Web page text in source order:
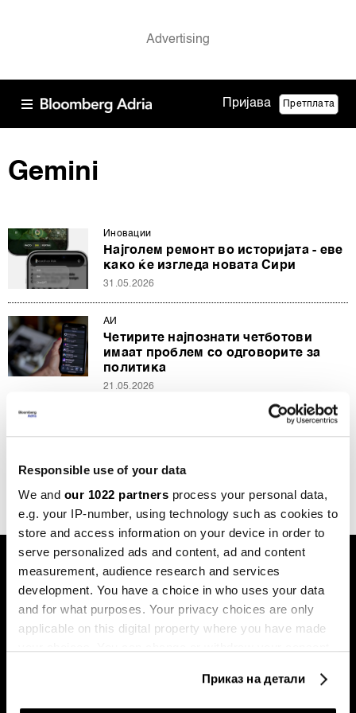
Responsible use of your data
We and our 1022 partners process your personal data,
e.g. your IP-number, using technology such as cookies to
store and access information on your device in order to
serve personalized ads and content, ad and content
measurement, audience research and services
development. You have a choice in who uses your data
and for what purposes. Your privacy choices are only
applicable on this digital property where you have made
Приказ на детали
Пријава Претплата
Gemini
Иновации
Најголем ремонт во историјата - еве
како ќе изгледа новата Сири
31.05.2026
АИ
Четирите најпознати четботови
имаат проблем со одговорите за
политика
21.05.2026
ЧетГПТ против ЈугоГПТ: Кој е
16.01.2026
Претплатете се на